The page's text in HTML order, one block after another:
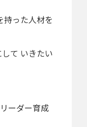
持った人材を
て いきたい
ーダー育成